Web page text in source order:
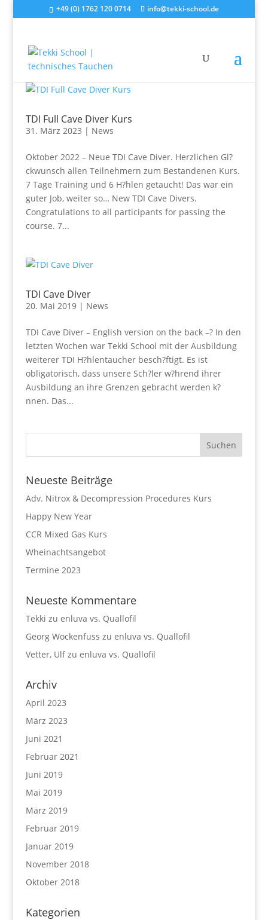
+49 (0) 1762 120 0714 info@tekki-school.de
TDI Full Cave Diver Kurs
31. März 2023 | News
Oktober 2022 – Neue TDI Cave Diver. Herzlichen Gl?
ckwunsch allen Teilnehmern zum Bestandenen Kurs.
7 Tage Training und 6 H?hlen getaucht! Das war ein
guter Job, weiter so… New TDI Cave Divers.
Congratulations to all participants for passing the
course. 7...
TDI Cave Diver
20. Mai 2019| News
TDI Cave Diver – English version on the back –? In den
letzten Wochen war Tekki School mit der Ausbildung
weiterer TDI H?hlentaucher besch?ftigt. Es ist
obligatorisch, dass unsere Sch?ler w?hrend ihrer
Ausbildung an ihre Grenzen gebracht werden k?
nnen. Das...
Neueste Beiträge
Adv. Nitrox & Decompression Procedures Kurs
Happy New Year
CCR Mixed Gas Kurs
Wheinachtsangebot
Termine 2023
Neueste Kommentare
Tekki zu enluva vs. Quallofil
Georg Wockenfuss zu enluva vs. Quallofil
Vetter, Ulfzu enluva vs. Quallofil
Archiv
April 2023
März 2023
Juni 2021
Februar 2021
Juni 2019
Mai 2019
März 2019
Februar 2019
Januar 2019
November 2018
Oktober 2018
Kategorien